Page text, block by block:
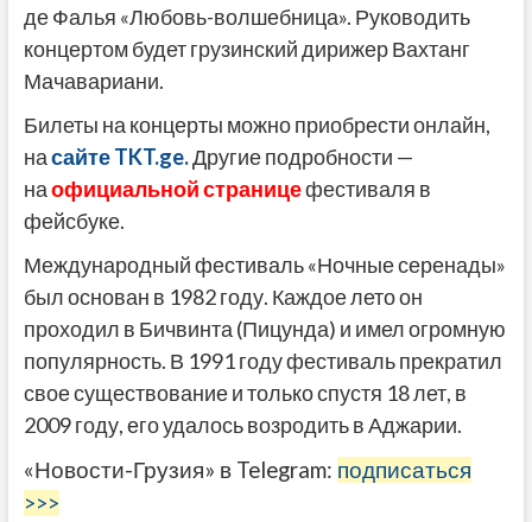
де Фалья «Любовь-волшебница». Руководить
концертом будет грузинский дирижер Вахтанг
Мачавариани.
Билеты на концерты можно приобрести онлайн,
насайте TKT.ge.Другие подробности —
наофициальной страницефестиваля в
фейсбуке.
Международный фестиваль «Ночные серенады»
был основан в 1982 году. Каждое лето он
проходил в Бичвинта (Пицунда) и имел огромную
популярность. В 1991 году фестиваль прекратил
свое существование и только спустя 18 лет, в
2009 году, его удалось возродить в Аджарии.
«Новости-Грузия» в Telegram: подписаться
>>>